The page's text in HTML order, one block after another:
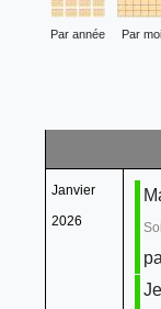
Par année Par
Janvier
2026